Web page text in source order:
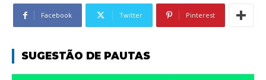
Facebook Twitter Pinterest
SUGESTÃO DE PAUTAS